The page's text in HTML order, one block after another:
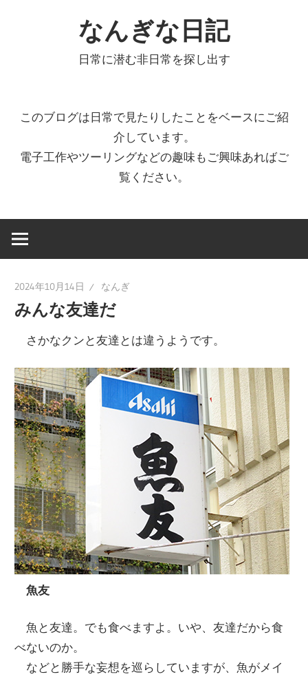
なんぎな日記
日常に潜む非日常を探し出す
このブログは日常で見たりしたことをベースにご紹
介しています。
電子工作やツーリングなどの趣味もご興味あればご
覧ください。
2024年10月14日 なんぎ
みんな友達だ
さかなクンと友達とは違うようです。
魚友
魚と友達。でも食べますよ。いや、友達だから食
べないのか。
などと勝手な妄想を巡らしていますが、魚がメイ